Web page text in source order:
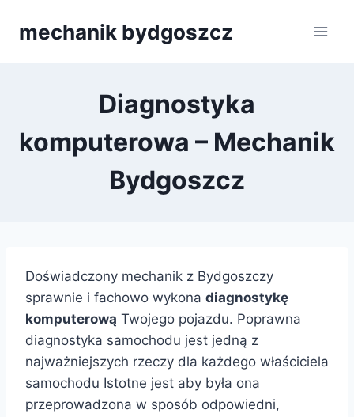
mechanik bydgoszcz
Diagnostyka
komputerowa – Mechanik
Bydgoszcz
Doświadczony mechanik z Bydgoszczy
sprawnie i fachowo wykona diagnostykę
komputerową Twojego pojazdu. Poprawna
diagnostyka samochodu jest jedną z
najważniejszych rzeczy dla każdego właściciela
samochodu Istotne jest aby była ona
przeprowadzona w sposób odpowiedni,